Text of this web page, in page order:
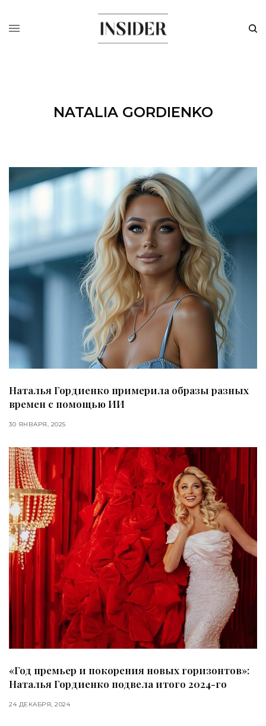
NATALIA GORDIENKO
Наталья Гордиенко примерила образы разных
времен с помощью ИИ
30 ЯНВАРЯ, 2025
«Год премьер и покорения новых горизонтов»:
Наталья Гордиенко подвела итого 2024-го
24 ДЕКАБРЯ, 2024